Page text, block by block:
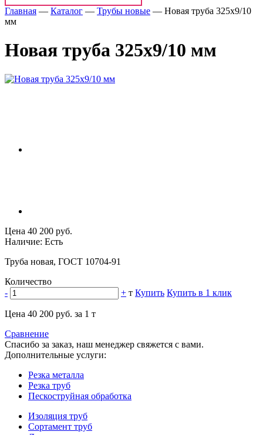
Главная — Каталог — Трубы новые — Новая труба 325х9/10
мм
Новая труба 325х9/10 мм
Цена 40 200 руб.
Наличие: Есть
Труба новая, ГОСТ 10704-91
Количество
-
+ т Купить Купить в 1 клик
Цена 40 200 руб. за 1 т
Сравнение
Спасибо за заказ, наш менеджер свяжется с вами.
Дополнительные услуги:
Резка металла
Резка труб
Пескоструйная обработка
Изоляция труб
Сортамент труб